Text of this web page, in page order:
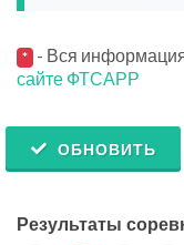
* - Вся информация
сайте ФТСАРР
ОБНОВИТЬ
Результаты